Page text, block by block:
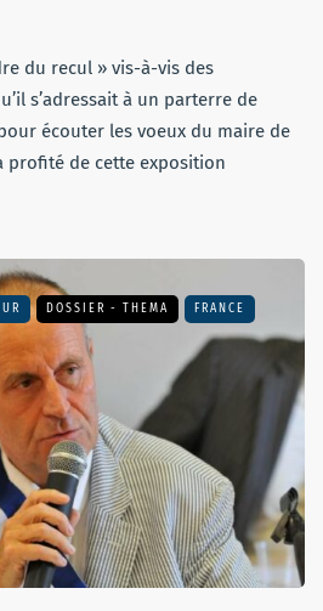
du recul » vis-à-vis des
s’adressait à un parterre de
écouter les voeux du maire de
profité de cette exposition
DOSSIER - THEMA FRANCE